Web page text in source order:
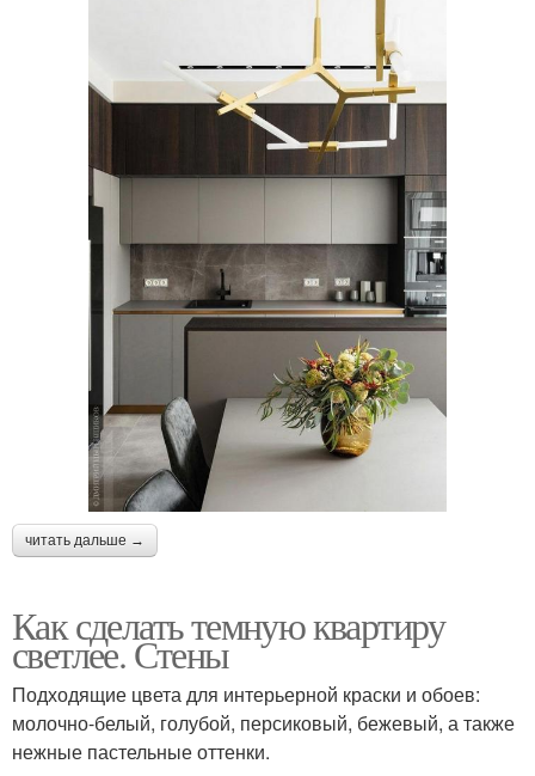
читать дальше →
Как сделать темную квартиру
светлее. Стены
Подходящие цвета для интерьерной краски и обоев:
молочно-белый, голубой, персиковый, бежевый, а также
нежные пастельные оттенки.